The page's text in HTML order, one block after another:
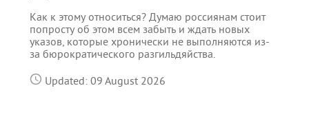
Как к этому относиться? Думаю россиянам стоит
попросту об этом всем забыть и ждать новых
указов, которые хронически не выполняются из-
за бюрократического разгильдяйства.
Updated: 09 August 2026